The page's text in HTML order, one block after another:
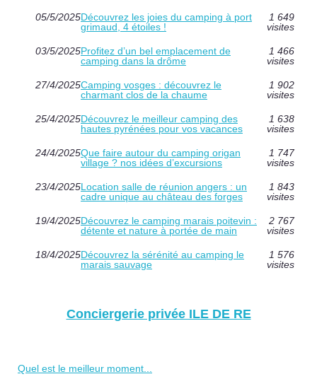
05/5/2025Découvrez les joies du camping à port
grimaud, 4 étoiles !
1 649
visites
03/5/2025Profitez d’un bel emplacement de
camping dans la drôme
1 466
visites
27/4/2025Camping vosges : découvrez le
charmant clos de la chaume
1 902
visites
25/4/2025Découvrez le meilleur camping des
hautes pyrénées pour vos vacances
1 638
visites
24/4/2025Que faire autour du camping origan
village ? nos idées d’excursions
1 747
visites
23/4/2025Location salle de réunion angers : un
cadre unique au château des forges
1 843
visites
19/4/2025Découvrez le camping marais poitevin :
détente et nature à portée de main
2 767
visites
18/4/2025Découvrez la sérénité au camping le
marais sauvage
1 576
visites
Conciergerie privée ILE DE RE
Quel est le meilleur moment...